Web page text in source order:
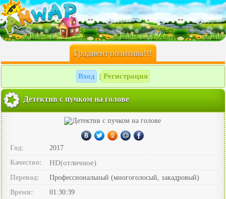
Градиент позитива!!!
Вход Регистрация
Детектив с пучком на голове
Год:
2017
Качество:
HD(отличное)
Перевод:
Профессиональный (многоголосый, закадровый)
Время:
01:30:39